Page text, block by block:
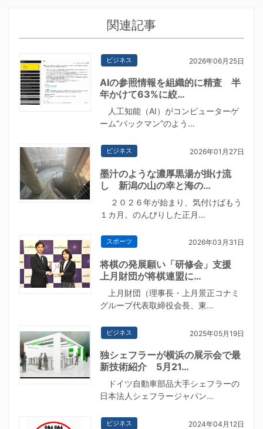
関連記事
ビジネス 2026年06月25日
AIの参照情報を組織的に精査 半
年かけて63%に絞…
人工知能（AI）がコンピューターゲ
ーム“パックマン”のよう…
ビジネス 2026年01月27日
墨汁のような濃厚黒湯が掛け流
し 新潟の山の幸と海の…
２０２６年が始まり、気付けばもう
１カ月。のんびりした正月…
スポーツ 2026年03月31日
将棋の発展願い「研修会」支援
上月財団が将棋連盟に…
上月財団（理事長・上月景正コナミ
グループ代表取締役会長、東…
ビジネス 2025年05月19日
独シェフラーが横浜の展示会で最
新技術紹介 5月21…
ドイツ自動車部品大手シェフラーの
日本法人シェフラージャパン…
ビジネス 2024年04月12日